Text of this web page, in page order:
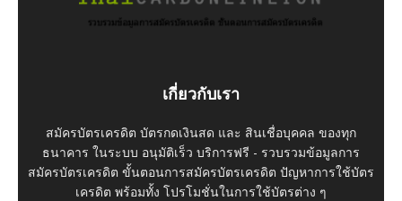
เกี่ยวกับเรา
สมัครบัตรเครดิต บัตรกดเงินสด และ สินเชื่อบุคคล ของทุก
ธนาคาร ในระบบ อนุมัติเร็ว บริการฟรี - รวบรวมข้อมูลการ
สมัครบัตรเครดิต ขั้นตอนการสมัครบัตรเครดิต ปัญหาการใช้บัตร
เครดิต พร้อมทั้ง โปรโมชั่นในการใช้บัตรต่าง ๆ